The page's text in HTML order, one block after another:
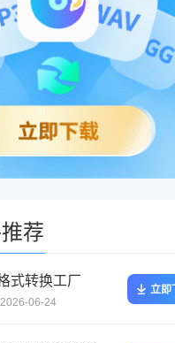
荐
式转换工厂
06-24
立即